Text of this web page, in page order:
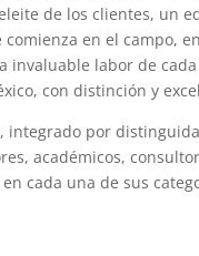
de los clientes, un
en el campo,
invaluable labor de
con distinción y
integrado por
académicos,
cada una de sus